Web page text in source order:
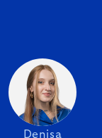
Denisa